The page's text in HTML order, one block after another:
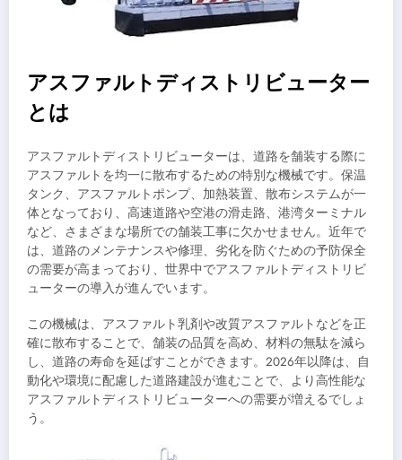
アスファルトディストリビューター
とは
アスファルトディストリビューターは、道路を舗装する際に
アスファルトを均一に散布するための特別な機械です。保温
タンク、アスファルトポンプ、加熱装置、散布システムが一
体となっており、高速道路や空港の滑走路、港湾ターミナル
など、さまざまな場所での舗装工事に欠かせません。近年で
は、道路のメンテナンスや修理、劣化を防ぐための予防保全
の需要が高まっており、世界中でアスファルトディストリビ
ューターの導入が進んでいます。
この機械は、アスファルト乳剤や改質アスファルトなどを正
確に散布することで、舗装の品質を高め、材料の無駄を減ら
し、道路の寿命を延ばすことができます。2026年以降は、自
動化や環境に配慮した道路建設が進むことで、より高性能な
アスファルトディストリビューターへの需要が増えるでしょ
う。